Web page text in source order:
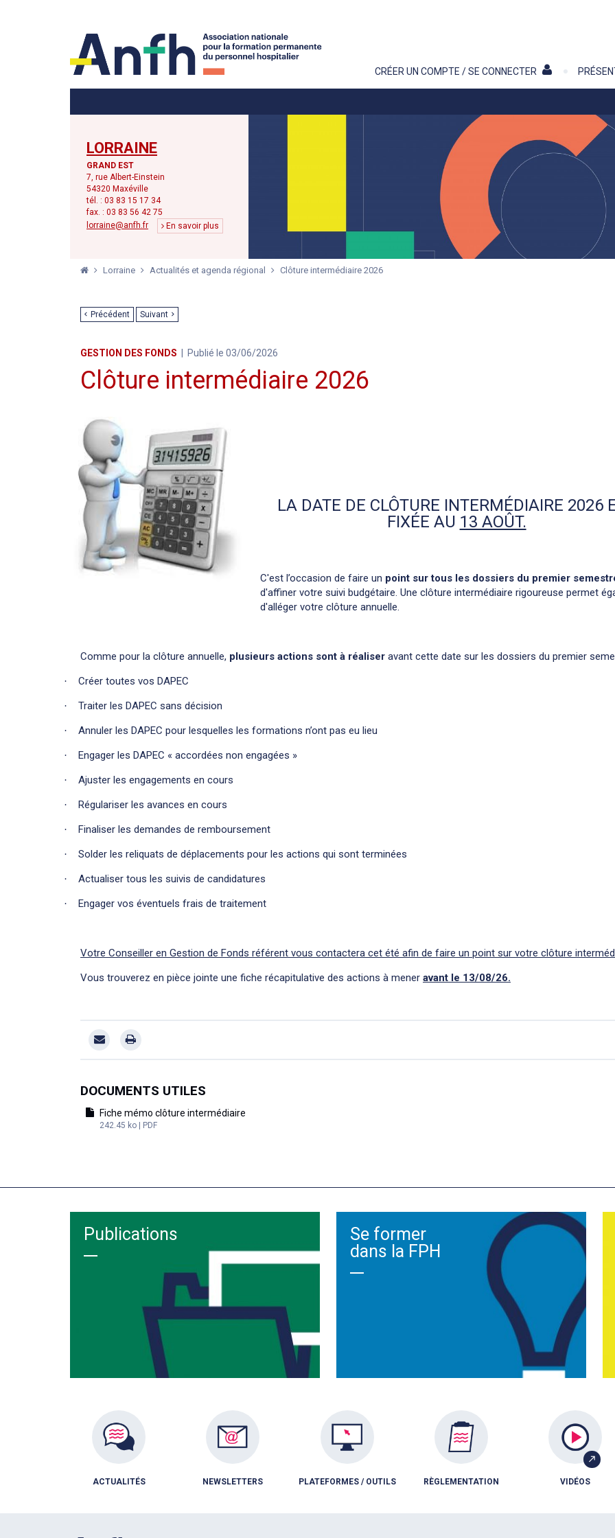
CRÉER UN COMPTE / SE CONNECTER
LORRAINE
GRAND EST
7, rue Albert-Einstein
54320 Maxéville
tél. : 03 83 15 17 34
fax. : 03 83 56 42 75
lorraine@anfh.fr
En savoir plus
Lorraine Actualités et agenda régional Clôture intermédiaire 2026
Précédent Suivant
GESTION DES FONDS Publié le 03/06/2026
Clôture intermédiaire 2026
LA DATE DE CLÔTURE INTERMÉDIAIRE 2026
FIXÉE AU 13 AOÛT.
C'est l’occasion de faire un point sur tous les dossiers du premier
d'affiner votre suivi budgétaire. Une clôture intermédiaire rigoureuse permet
d'alléger votre clôture annuelle.
Comme pour la clôture annuelle, plusieurs actions sont à réaliser avant cette date sur les dossiers du premier
· Créer toutes vos DAPEC
· Traiter les DAPEC sans décision
· Annuler les DAPEC pour lesquelles les formations n’ont pas eu lieu
· Engager les DAPEC « accordées non engagées »
· Ajuster les engagements en cours
· Régulariser les avances en cours
· Finaliser les demandes de remboursement
· Solder les reliquats de déplacements pour les actions qui sont terminées
· Actualiser tous les suivis de candidatures
· Engager vos éventuels frais de traitement
Votre Conseiller en Gestion de Fonds référent vous contactera cet été afin de faire un point sur votre clôture
Vous trouverez en pièce jointe une fiche récapitulative des actions à mener avant le 13/08/26.
DOCUMENTS UTILES
Fiche mémo clôture intermédiaire
242.45 ko | PDF
Publications
Se former
dans la FPH
ACTUALITÉS NEWSLETTERS PLATEFORMES / OUTILS RÈGLEMENTATION VIDÉOS